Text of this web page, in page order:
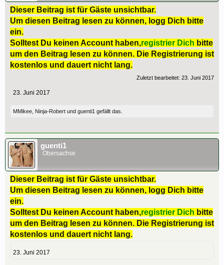
Dieser Beitrag ist für Gäste unsichtbar.
Um diesen Beitrag lesen zu können, logg Dich bitte
ein.
Solltest Du keinen Account haben,registrier Dich bitte
um den Beitrag lesen zu können. Die Registrierung ist
kostenlos und dauert nicht lang.
Zuletzt bearbeitet: 23. Juni 2017
23. Juni 2017
MMikee Ninja-Robert und guenti1 gefällt das.
guenti1
Obersachse
Dieser Beitrag ist für Gäste unsichtbar.
Um diesen Beitrag lesen zu können, logg Dich bitte
ein.
Solltest Du keinen Account haben,registrier Dich bitte
um den Beitrag lesen zu können. Die Registrierung ist
kostenlos und dauert nicht lang.
23. Juni 2017